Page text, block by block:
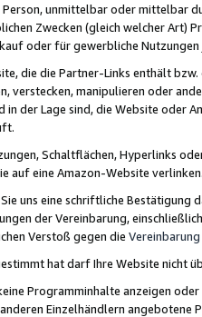
unmittelbar oder mittelbar
Zwecken (gleich welcher Art)
oder für gewerbliche
die die Partner-Links enthält
verstecken, manipulieren oder
in der Lage sind, die Website oder
Schaltflächen, Hyperlinks
auf eine Amazon-Website
uns eine schriftliche
der Vereinbarung,
Verstoß gegen die Vereinbarung
hat darf Ihre Website nicht
Programminhalte anzeigen
Einzelhändlern